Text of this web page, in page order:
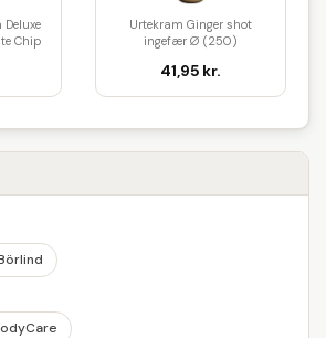
Chip
Urtekram Ginger shot
ingefær Ø (250)
41,95 kr.